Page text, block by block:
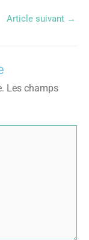
Article suivant →
Les champs